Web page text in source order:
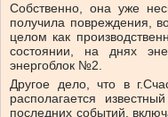
Собственно, она уже
получила повреждения,
целом как
состоянии, на днях
энергоблок №2.
Другое дело, что в
располагается
последних событий,